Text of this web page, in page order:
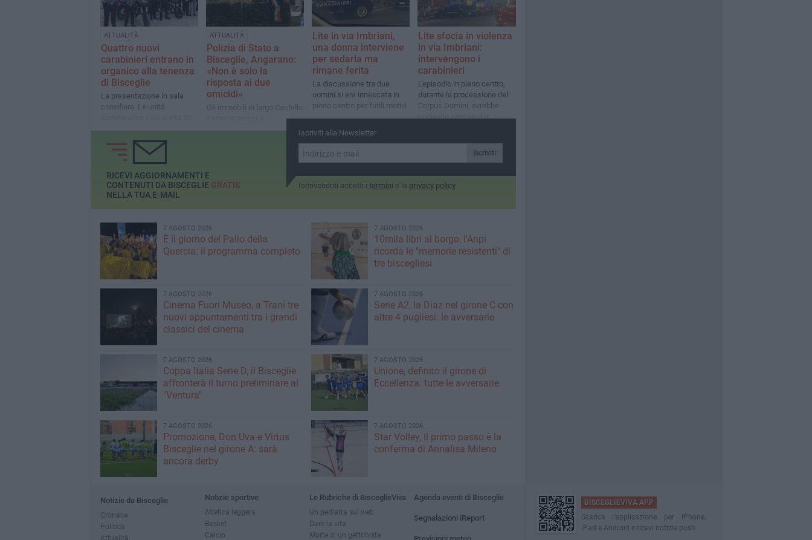
ATTUALITÀ
Quattro nuovi
carabinieri entrano in
organico alla tenenza
di Bisceglie
La presentazione in sala
consiliare. Le unità
ATTUALITÀ
Polizia di Stato a
Bisceglie, Angarano:
«Non è solo la
risposta ai due
omicidi»
Gli immobili in largo Castello
disposizione nei prossimi
Lite in via Imbriani,
una donna interviene
per sedarla ma
rimane ferita
La discussione tra due
uomini si era innescata in
pieno centro per futili motivi
Lite sfocia in violenza
in via Imbriani:
intervengono i
carabinieri
L'episodio in pieno centro,
durante la processione del
Corpus Domini, avrebbe
coinvolto almeno due
Iscriviti alla Newsletter
Iscriviti
Iscrivendoti accetti i termini e la privacy policy
RICEVI AGGIORNAMENTI E
CONTENUTI DA BISCEGLIE GRATIS
NELLA TUA E-MAIL
7 AGOSTO 2026
È il giorno del Palio della
Quercia: il programma completo
7 AGOSTO 2026
10mila libri al borgo, l'Anpi
ricorda le "memorie resistenti" di
tre biscegliesi
7 AGOSTO 2026
Cinema Fuori Museo, a Trani tre
nuovi appuntamenti tra i grandi
classici del cinema
7 AGOSTO 2026
Serie A2, la Diaz nel girone C con
altre 4 pugliesi: le avversarie
7 AGOSTO 2026
Coppa Italia Serie D, il Bisceglie
affronterà il turno preliminare al
"Ventura"
7 AGOSTO 2026
Unione, definito il girone di
Eccellenza: tutte le avversarie
7 AGOSTO 2026
Promozione, Don Uva e Virtus
Bisceglie nel girone A: sarà
ancora derby
7 AGOSTO 2026
Star Volley, il primo passo è la
conferma di Annalisa Mileno
Notizie da Bisceglie
Cronaca
Politica
Attualità
Notizie sportive
Atletica leggera
Basket
Calcio
Le Rubriche di BisceglieViva
Un pediatra sul web
Dare la vita
Morte di un gettonista
Agenda eventi di Bisceglie
Segnalazioni iReport
BISCEGLIEVIVA APP
Scarica l'applicazione per iPhone,
iPad e Android e ricevi notizie push